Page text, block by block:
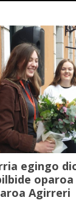
egingo
Agirreri